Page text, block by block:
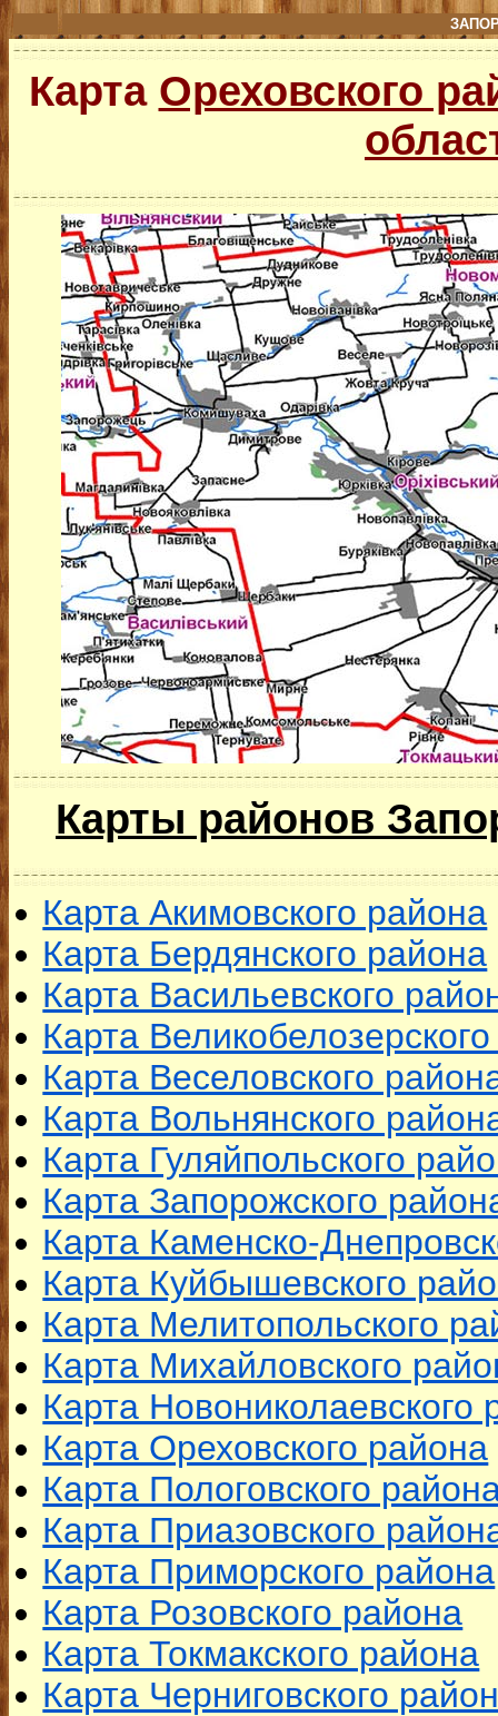
Карта Ореховского
Карты районов
Карта Акимовского района
Карта Бердянского района
Карта Васильевского
Карта
Карта Веселовского
Карта Вольнянского
Карта Гуляйпольского
Карта Запорожского
Карта Каменско-
Карта Куйбышевского
Карта Мелитопольского
Карта Михайловского
Карта Новониколаевского
Карта Ореховского района
Карта Пологовского
Карта Приазовского
Карта Приморского района
Карта Розовского района
Карта Токмакского района
Карта Черниговского